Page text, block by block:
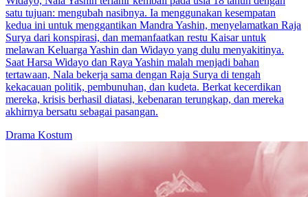
satu tujuan: mengubah nasibnya. Ia menggunakan kesempatan
kedua ini untuk menggantikan Mandra Yashin, menyelamatkan Raja
Surya dari konspirasi, dan memanfaatkan restu Kaisar untuk
melawan Keluarga Yashin dan Widayo yang dulu menyakitinya.
Saat Harsa Widayo dan Raya Yashin malah menjadi bahan
tertawaan, Nala bekerja sama dengan Raja Surya di tengah
kekacauan politik, pembunuhan, dan kudeta. Berkat kecerdikan
mereka, krisis berhasil diatasi, kebenaran terungkap, dan mereka
akhirnya bersatu sebagai pasangan.
Drama Kostum